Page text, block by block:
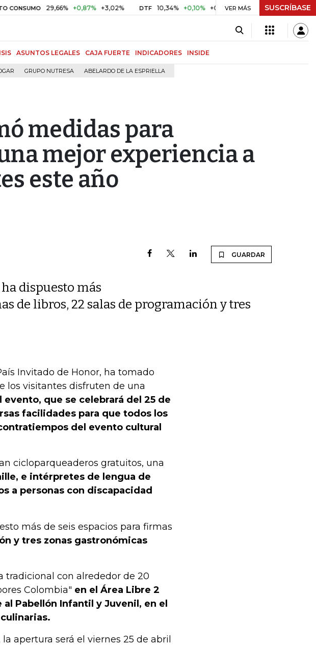
29,66% +0,87% +3,02% DTF 10,34% +0,10% +0,98% UVR $ 416,96 +$ 0,05
VER MÁS SUSCRÍBASE
ASUNTOS LEGALES CAJA FUERTE INDICADORES INSIDE
GRUPO NUTRESA ABELARDO DE LA ESPRIELLA
medidas para
mejor experiencia a
este año
GUARDAR
dispuesto más
de libros, 22 salas de programación y tres
Invitado de Honor, ha tomado
los visitantes disfruten de una
evento, que se celebrará del 25 de
facilidades para que todos los
del evento cultural
cicloparqueaderos gratuitos, una
e intérpretes de lengua de
a personas con discapacidad
más de seis espacios para firmas
y tres zonas gastronómicas
tradicional con alrededor de 20
Colombia" en el Área Libre 2
Pabellón Infantil y Juvenil, en el
apertura será el viernes 25 de abril